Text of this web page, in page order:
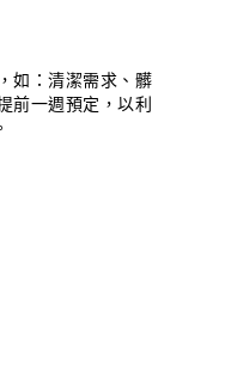
如：清潔需求、髒
前一週預定，以利